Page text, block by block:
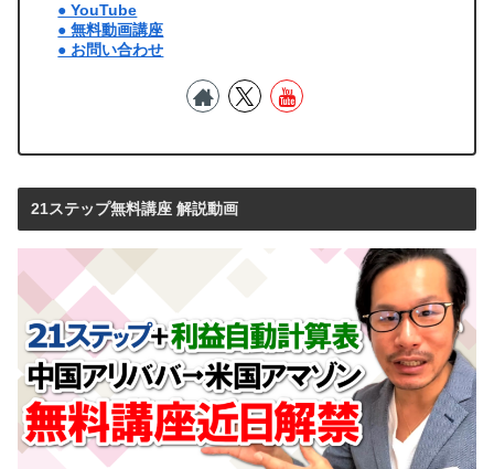
● YouTube
● 無料動画講座
● お問い合わせ
21ステップ無料講座 解説動画